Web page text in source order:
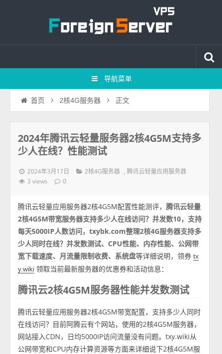
导航菜单
首页 2核4G服务器 正文
2024年腾讯云轻量服务器2核4G5M支持多
少人在线？性能测试
2024年3月17日 2核4G服务器 , 腾讯云轻量应用服务器
3 views 0
腾讯云轻量应用服务器2核4G5M配置性能测评，腾讯云轻量
2核4G5M带宽服务器支持多少人在线访问？并发数10，支持
每天5000IP人数访问，txybk.com整理2核4G服务器支持多
少人同时在线？并发数测试、CPU性能、内存性能、公网带
宽下载速度、月流量限制收费、系统盘等详细说明，领券tx
y.wiki 领取当前最新服务器的优惠券和活动信息：
腾讯云2核4G5M服务器性能并发数测试
腾讯云轻量应用服务器2核4G5M带宽配置，支持多少人同时
在线访问？目前阿腾云有个网站，使用的2核4G5M服务器，
网站接入CDN，日均5000IP访问流量没有问题。txy.wiki从
公网带宽和CPU内存计算资源等方面来详细说下2核4G5M服